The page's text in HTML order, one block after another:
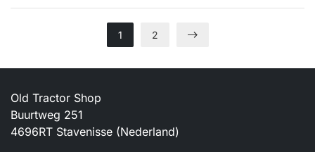
1 2
Old Tractor Shop
Buurtweg 251
4696RT Stavenisse (Nederland)